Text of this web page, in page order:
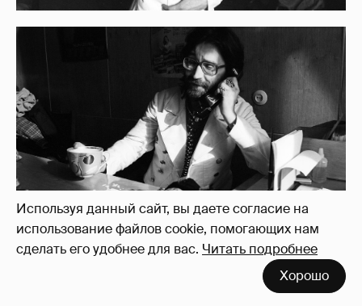
Используя данный сайт, вы даете согласие на
использование файлов cookie, помогающих нам
сделать его удобнее для вас. Читать подробнее
Хорошо